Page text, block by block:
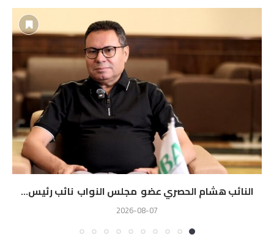
النائب هشام الحصري عضو مجلس النواب نائب رئيس...
2026-08-07